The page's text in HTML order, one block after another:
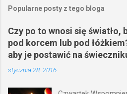
Popularne posty z tego bloga
Czy po to wnosi się światło,
pod korcem lub pod
aby je postawić na
stycznia 28, 2016